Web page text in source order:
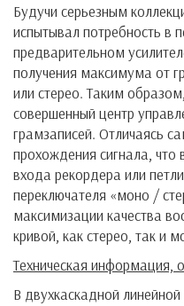
Будучи серьезным
испытывал потребность в
предварительном
получения максимума от
или стерео. Таким
совершенный центр
грамзаписей. Отличаясь
прохождения сигнала,
входа рекордера или
переключателя «моно /
максимизации качества
кривой, как стерео, так и
Техническая информация,
В двухкаскадной